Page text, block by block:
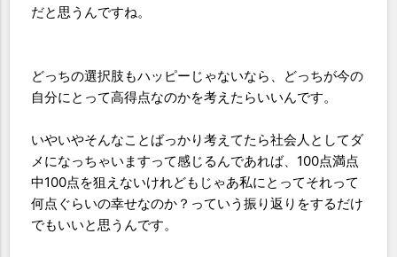
だと思うんですね。
どっちの選択肢もハッピーじゃないなら、どっちが今の
自分にとって高得点なのかを考えたらいいんです。
いやいやそんなことばっかり考えてたら社会人としてダ
メになっちゃいますって感じるんであれば、100点満点
中100点を狙えないけれどもじゃあ私にとってそれって
何点ぐらいの幸せなのか？っていう振り返りをするだけ
でもいいと思うんです。